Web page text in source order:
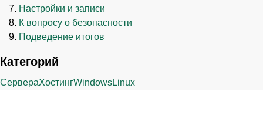
Настройки и записи
К вопросу о безопасности
Подведение итогов
Категорий
СервераХостингWindowsLinux